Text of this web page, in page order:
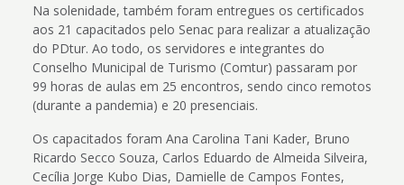
Na solenidade, também foram entregues os certificados
aos 21 capacitados pelo Senac para realizar a atualização
do PDtur. Ao todo, os servidores e integrantes do
Conselho Municipal de Turismo (Comtur) passaram por
99 horas de aulas em 25 encontros, sendo cinco remotos
(durante a pandemia) e 20 presenciais.
Os capacitados foram Ana Carolina Tani Kader, Bruno
Ricardo Secco Souza, Carlos Eduardo de Almeida Silveira,
Cecília Jorge Kubo Dias, Damielle de Campos Fontes,